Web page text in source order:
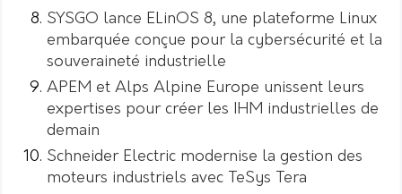
SYSGO lance ELinOS 8, une plateforme Linux
embarquée conçue pour la cybersécurité et la
souveraineté industrielle
APEM et Alps Alpine Europe unissent leurs
expertises pour créer les IHM industrielles de
demain
Schneider Electric modernise la gestion des
moteurs industriels avec TeSys Tera